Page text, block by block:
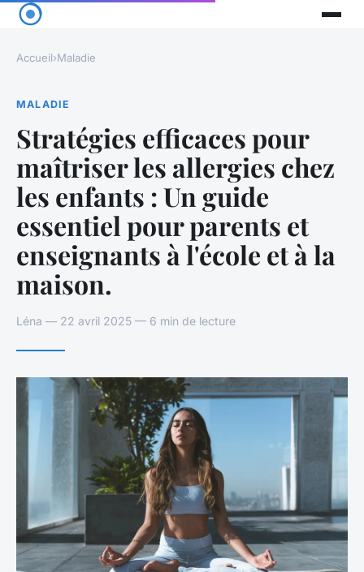
Accueil›Maladie
MALADIE
Stratégies efficaces pour
maîtriser les allergies chez
les enfants : Un guide
essentiel pour parents et
enseignants à l'école et à la
maison.
Léna — 22 avril 2025 — 6 min de lecture